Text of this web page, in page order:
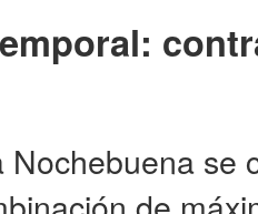
Nochebuena se